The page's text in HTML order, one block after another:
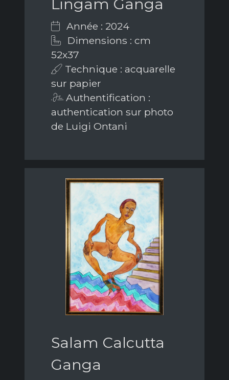
Lingam Ganga
Année : 2024
Dimensions : cm
52x37
Technique : acquarelle
sur papier
Authentification :
authentication sur photo
de Luigi Ontani
Salam Calcutta
Ganga